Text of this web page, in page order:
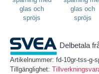
Delbetala
Artikelnummer: fd-10gr-tss-g-
Tillgänglighet: